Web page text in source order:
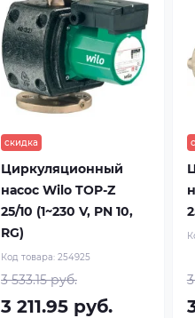
скидка
Циркуляционный
насос Wilo TOP-Z
25/10 (1~230 V, PN 10,
RG)
Код товара: 254925
3 533.15 руб.
3 211.95 руб.